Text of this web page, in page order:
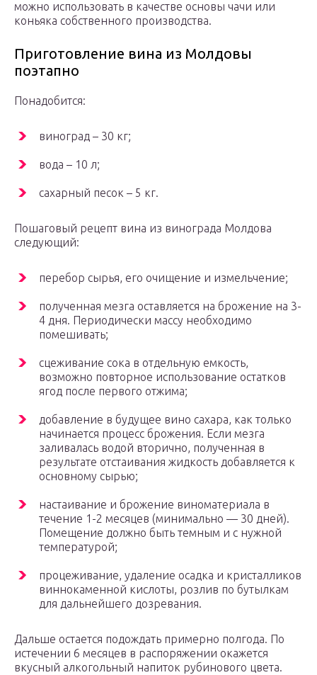
можно использовать в качестве основы чачи или
коньяка собственного производства.
Приготовление вина из Молдовы
поэтапно
Понадобится:
виноград – 30 кг;
вода – 10 л;
сахарный песок – 5 кг.
Пошаговый рецепт вина из винограда Молдова
следующий:
перебор сырья, его очищение и измельчение;
полученная мезга оставляется на брожение на 3-
4 дня. Периодически массу необходимо
помешивать;
сцеживание сока в отдельную емкость,
возможно повторное использование остатков
ягод после первого отжима;
добавление в будущее вино сахара, как только
начинается процесс брожения. Если мезга
заливалась водой вторично, полученная в
результате отстаивания жидкость добавляется к
основному сырью;
настаивание и брожение виноматериала в
течение 1-2 месяцев (минимально — 30 дней).
Помещение должно быть темным и с нужной
температурой;
процеживание, удаление осадка и кристалликов
виннокаменной кислоты, розлив по бутылкам
для дальнейшего дозревания.
Дальше остается подождать примерно полгода. По
истечении 6 месяцев в распоряжении окажется
вкусный алкогольный напиток рубинового цвета.